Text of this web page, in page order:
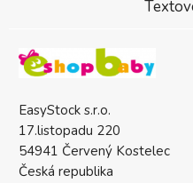
EasyStock s.r.o.
17.listopadu 220
54941 Červený Kostelec
Česká republika